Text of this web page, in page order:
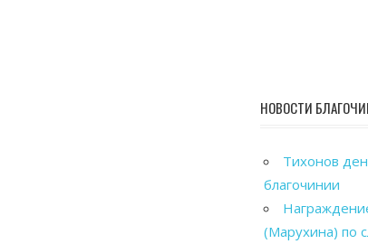
НОВОСТИ
Тихонов
благочинии
(Марухина) по